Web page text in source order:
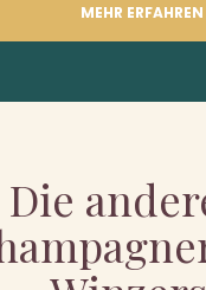
MEHR ERFAHREN
Die